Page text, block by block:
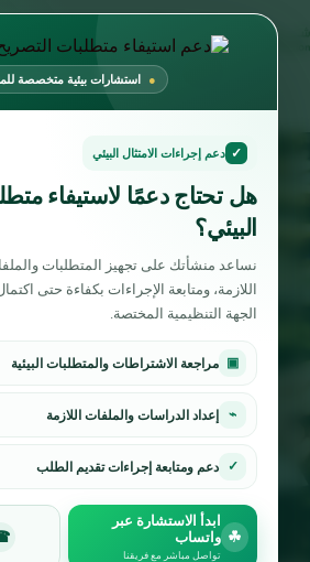
استشارات بيئية متخصصة
✓ دعم إجراءات الامتثال البيئي
هل تحتاج دعمًا لاستيفاء
البيئي؟
نساعد منشأتك على تجهيز المتطلبات
اللازمة، ومتابعة الإجراءات بكفاءة حتى
الجهة التنظيمية المختصة.
▣ مراجعة الاشتراطات والمتطلبات البيئية
⌁ إعداد الدراسات والملفات اللازمة
✓ دعم ومتابعة إجراءات تقديم الطلب
☘
ابدأ الاستشارة عبر
واتساب
تواصل مباشر مع فريقنا